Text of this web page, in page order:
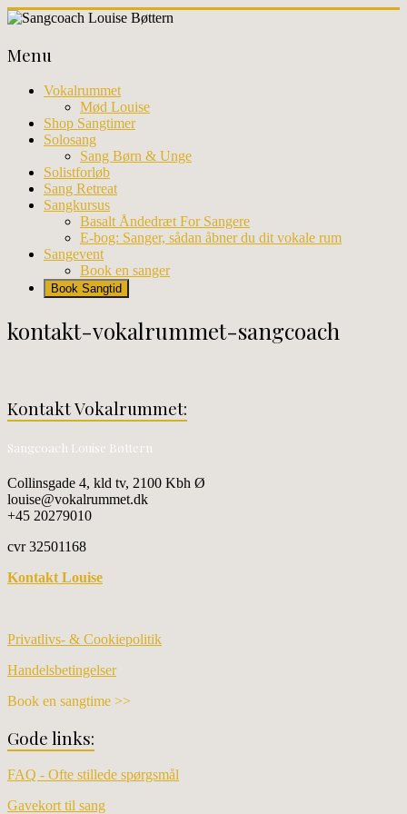
Skip
content
Louise
Bøttern
Professionel
sangundervisning
workhops
København
Menu
Vokalrummet
Mød Louise
Shop Sangtimer
Solosang
Sang Børn & Unge
Solistforløb
Sang Retreat
Sangkursus
Basalt Åndedræt For Sangere
E-bog: Sanger, sådan åbner du dit vokale rum
Sangevent
Book en sanger
Book Sangtid
kontakt-vokalrummet-sangcoach
Kontakt Vokalrummet:
Sangcoach Louise Bøttern
Collinsgade 4, kld tv, 2100 Kbh Ø
louise@vokalrummet.dk
+45 20279010
cvr 32501168
Kontakt Louise
Privatlivs- & Cookiepolitik
Handelsbetingelser
Book en sangtime >>
Gode links:
FAQ - Ofte stillede spørgsmål
Gavekort til sang